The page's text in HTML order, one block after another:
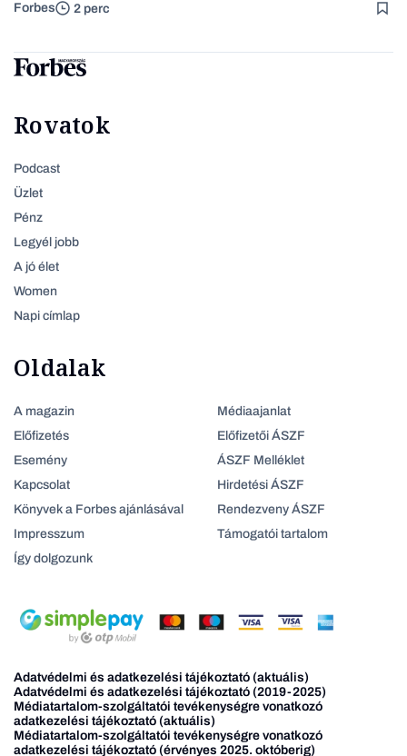
Forbes 2 perc
Rovatok
Podcast
Üzlet
Pénz
Legyél jobb
A jó élet
Women
Napi címlap
Oldalak
A magazin
Előfizetés
Esemény
Kapcsolat
Könyvek a Forbes ajánlásával
Impresszum
Így dolgozunk
Médiaajanlat
Előfizetői ÁSZF
ÁSZF Melléklet
Hirdetési ÁSZF
Rendezveny ÁSZF
Támogatói tartalom
Adatvédelmi és adatkezelési tájékoztató (aktuális)
Adatvédelmi és adatkezelési tájékoztató (2019-2025)
Médiatartalom-szolgáltatói tevékenységre vonatkozó
adatkezelési tájékoztató (aktuális)
Médiatartalom-szolgáltatói tevékenységre vonatkozó
adatkezelési tájékoztató (érvényes 2025. októberig)